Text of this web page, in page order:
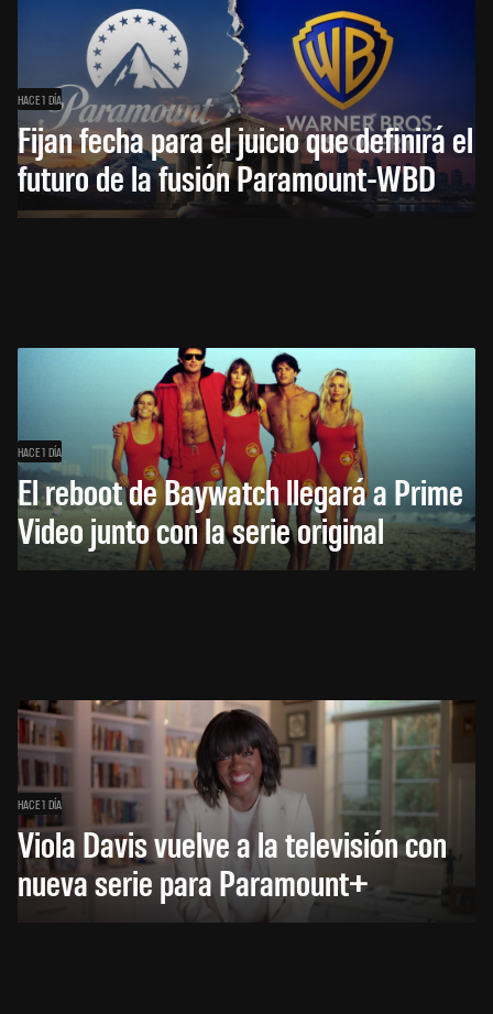
HACE 1 DÍA
Fijan fecha para el juicio que definirá el
futuro de la fusión Paramount-WBD
HACE 1 DÍA
El reboot de Baywatch llegará a Prime
Video junto con la serie original
HACE 1 DÍA
Viola Davis vuelve a la televisión con
nueva serie para Paramount+